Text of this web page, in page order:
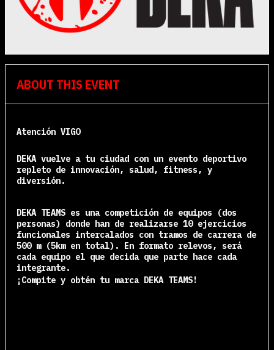
ABOUT THIS EVENT
Atención VIGO
DEKA vuelve a tu ciudad con un evento deportivo
repleto de innovación, salud, fitness, y
diversión.
DEKA TEAMS es una competición de equipos (dos
personas) donde han de realizarse 10 ejercicios
funcionales intercalados con tramos de carrera de
500 m (5km en total). En formato relevos, será
cada equipo el que decida que parte hace cada
integrante.
¡Compite y obtén tu marca DEKA TEAMS!